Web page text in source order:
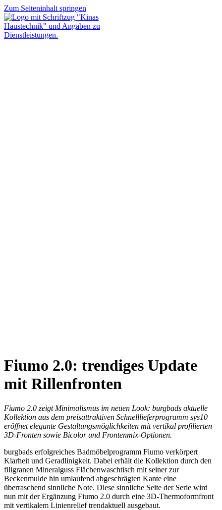
Zum Seiteninhalt springen
Fiumo 2.0: trendiges Update
mit Rillenfronten
Fiumo 2.0 zeigt Minimalismus im neuen Look: burgbads aktuelle
Kollektion aus dem preisattraktiven Schnelllieferprogramm sys10
eröffnet elegante Gestaltungsmöglichkeiten mit vertikal profilierten
3D-Fronten sowie Bicolor und Frontenmix-Optionen.
burgbads erfolgreiches Badmöbelprogramm Fiumo verkörpert
Klarheit und Geradlinigkeit. Dabei erhält die Kollektion durch den
filigranen Mineralguss Flächenwaschtisch mit seiner zur
Beckenmulde hin umlaufend abgeschrägten Kante eine
überraschend sinnliche Note. Diese sinnliche Seite der Serie wird
nun mit der Ergänzung Fiumo 2.0 durch eine 3D-Thermoformfront
mit vertikalem Linienrelief trendaktuell ausgebaut.